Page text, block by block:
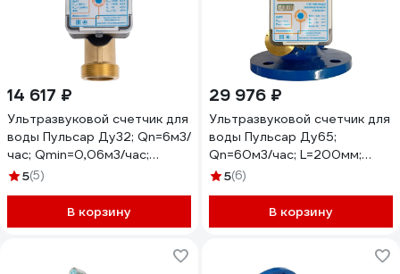
14 617 ₽
Ультразвуковой счетчик для
воды Пульсар Ду32; Qn=6м3/
час; Qmin=0,06м3/час;
L=180мм; Тmax=105C; исп. 1
5(5)
В корзину
29 976 ₽
Ультразвуковой счетчик для
воды Пульсар Ду65;
Qn=60м3/час; L=200мм;
Тmax=105C; исп. 1
5(6)
В корзину